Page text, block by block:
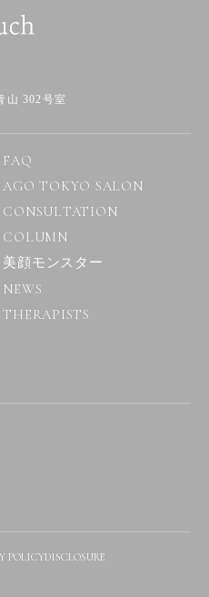
山 302号室
FAQ
AGO TOKYO SALON
CONSULTATION
COLUMN
美顔モンスター
NEWS
THERAPISTS
POLICYDISCLOSURE